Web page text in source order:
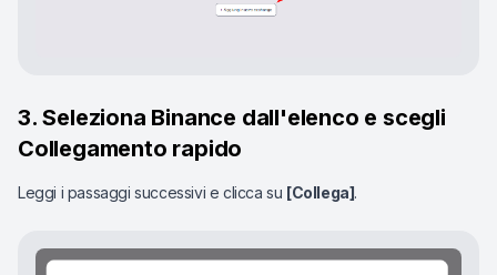
3. Seleziona Binance dall'elenco e scegli
Collegamento rapido
Leggi i passaggi successivi e clicca su [Collega].